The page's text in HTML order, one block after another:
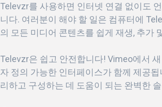
Televzr를 사용하면 인터넷 연결 없이도
니다. 여러분이 해야 할 일은 컴퓨터에
의 모든 미디어 콘텐츠를 쉽게 재생, 추가
Televzr은 쉽고 안전합니다! Vimeo에서
자 정의 가능한 인터페이스가 함께 제공
리하고 구성하는 데 도움이 되는 완벽한